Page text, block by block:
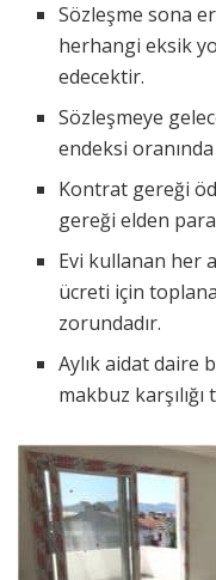
Sözleşme sona
herhangi eksik
edecektir.
Sözleşmeye
endeksi oranında
Kontrat gereği
gereği elden
Evi kullanan her
ücreti için
zorundadır.
Aylık aidat daire
makbuz